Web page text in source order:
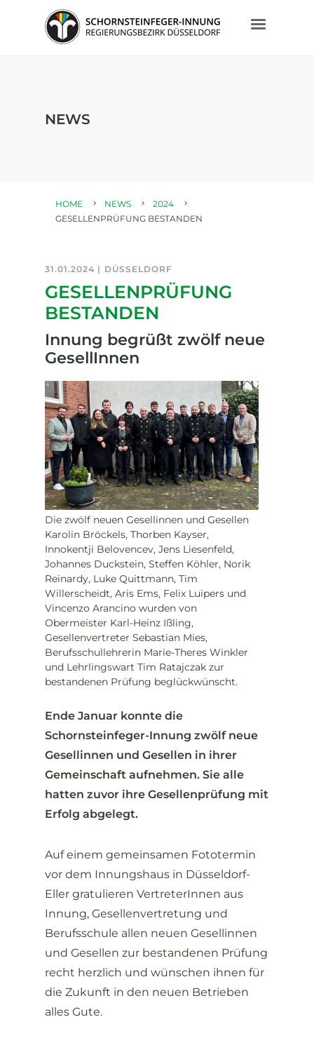
NEWS
HOME NEWS
2024
GESELLENPRÜFUNG BESTANDEN
31.01.2024 | DÜSSELDORF
GESELLENPRÜFUNG
BESTANDEN
Innung begrüßt zwölf neue
GesellInnen
Die zwölf neuen Gesellinnen und Gesellen
Karolin Bröckels, Thorben Kayser,
Innokentji Belovencev, Jens Liesenfeld,
Johannes Duckstein, Steffen Köhler, Norik
Reinardy, Luke Quittmann, Tim
Willerscheidt, Aris Ems, Felix Luipers und
Vincenzo Arancino wurden von
Obermeister Karl-Heinz Ißling,
Gesellenvertreter Sebastian Mies,
Berufsschullehrerin Marie-Theres Winkler
und Lehrlingswart Tim Ratajczak zur
bestandenen Prüfung beglückwünscht.
Ende Januar konnte die
Schornsteinfeger-Innung zwölf neue
Gesellinnen und Gesellen in ihrer
Gemeinschaft aufnehmen. Sie alle
hatten zuvor ihre Gesellenprüfung mit
Erfolg abgelegt.
Auf einem gemeinsamen Fototermin
vor dem Innungshaus in Düsseldorf-
Eller gratulieren VertreterInnen aus
Innung, Gesellenvertretung und
Berufsschule allen neuen Gesellinnen
und Gesellen zur bestandenen Prüfung
recht herzlich und wünschen ihnen für
die Zukunft in den neuen Betrieben
alles Gute.